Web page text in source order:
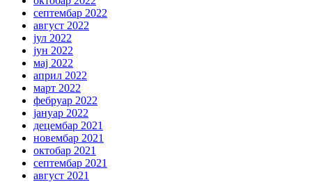
септембар 2022
август 2022
јул 2022
јун 2022
мај 2022
април 2022
март 2022
фебруар 2022
јануар 2022
децембар 2021
новембар 2021
октобар 2021
септембар 2021
август 2021